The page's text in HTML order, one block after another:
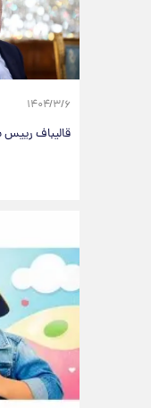
۱۴۰۴/۳/۶
قالیباف رییس